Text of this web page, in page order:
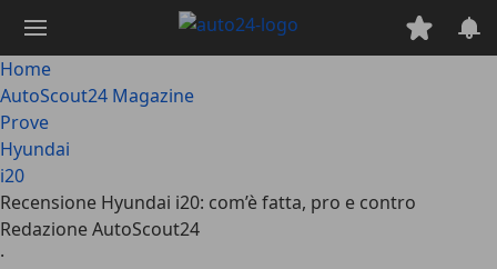
contenuto
principale
Home
AutoScout24 Magazine
Prove
Hyundai
i20
Recensione Hyundai i20: com’è fatta, pro e contro
Redazione AutoScout24
·